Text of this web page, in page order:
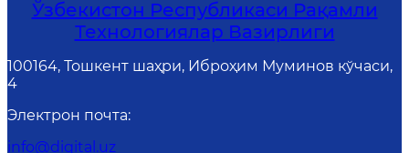
Ўзбекистон Республикаси Рақамли
Технологиялар Вазирлиги
100164, Тошкент шаҳри, Иброҳим Муминов кўчаси,
4
Электрон почта:
info@digital.uz